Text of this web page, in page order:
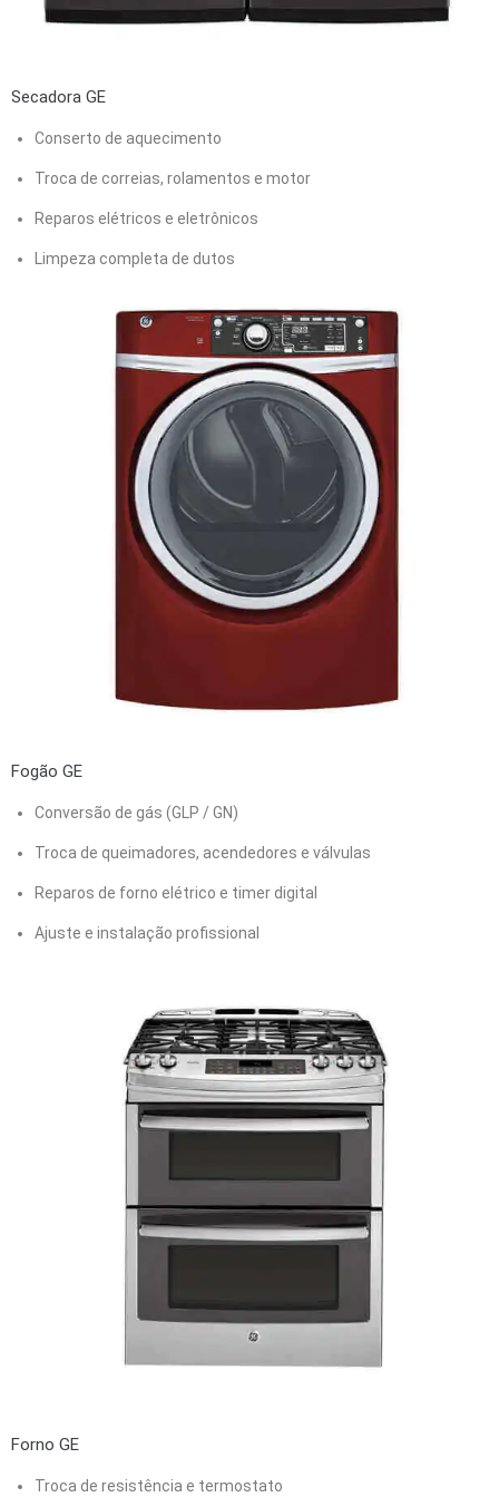
Secadora GE
Conserto de aquecimento
Troca de correias, rolamentos e motor
Reparos elétricos e eletrônicos
Limpeza completa de dutos
Fogão GE
Conversão de gás (GLP / GN)
Troca de queimadores, acendedores e válvulas
Reparos de forno elétrico e timer digital
Ajuste e instalação profissional
Forno GE
Troca de resistência e termostato